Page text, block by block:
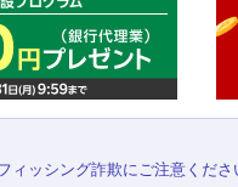
ィッシング詐欺にご注意くださ